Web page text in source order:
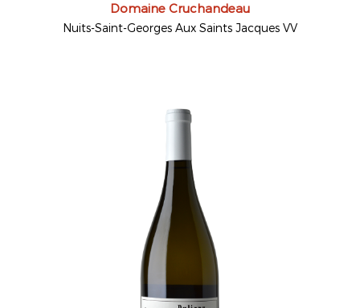
Domaine Cruchandeau
Nuits-Saint-Georges Aux Saints Jacques VV